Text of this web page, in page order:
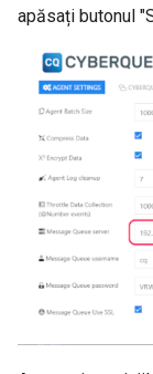
apăsați butonul